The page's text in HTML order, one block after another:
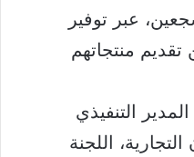
عبر توفير
منتجاتهم
التنفيذي
اللجنة